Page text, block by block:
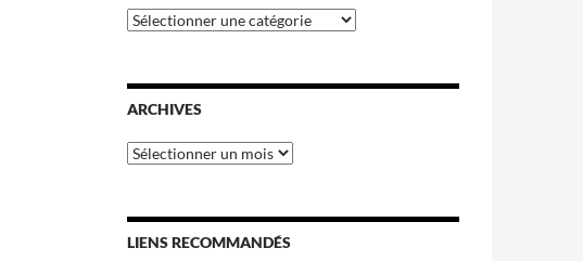
Catégories
ARCHIVES
Archives
LIENS RECOMMANDÉS